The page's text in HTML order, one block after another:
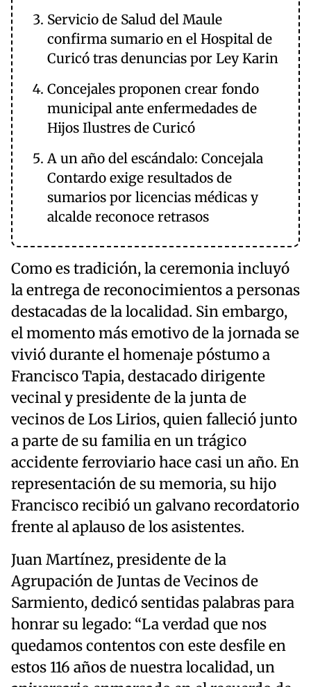
Servicio de Salud del Maule
confirma sumario en el Hospital de
Curicó tras denuncias por Ley Karin
Concejales proponen crear fondo
municipal ante enfermedades de
Hijos Ilustres de Curicó
A un año del escándalo: Concejala
Contardo exige resultados de
sumarios por licencias médicas y
alcalde reconoce retrasos
Como es tradición, la ceremonia incluyó
la entrega de reconocimientos a personas
destacadas de la localidad. Sin embargo,
el momento más emotivo de la jornada se
vivió durante el homenaje póstumo a
Francisco Tapia, destacado dirigente
vecinal y presidente de la junta de
vecinos de Los Lirios, quien falleció junto
a parte de su familia en un trágico
accidente ferroviario hace casi un año. En
representación de su memoria, su hijo
Francisco recibió un galvano recordatorio
frente al aplauso de los asistentes.
Juan Martínez, presidente de la
Agrupación de Juntas de Vecinos de
Sarmiento, dedicó sentidas palabras para
honrar su legado: “La verdad que nos
quedamos contentos con este desfile en
estos 116 años de nuestra localidad, un